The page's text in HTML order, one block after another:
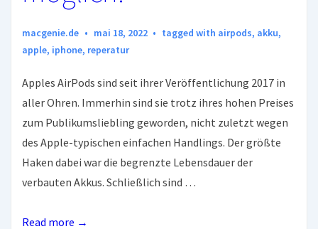
macgenie.de mai 18, 2022 tagged with airpods, akku,
apple, iphone, reperatur
Apples AirPods sind seit ihrer Veröffentlichung 2017 in
aller Ohren. Immerhin sind sie trotz ihres hohen Preises
zum Publikumsliebling geworden, nicht zuletzt wegen
des Apple-typischen einfachen Handlings. Der größte
Haken dabei war die begrenzte Lebensdauer der
verbauten Akkus. Schließlich sind …
NEU:
Read more →